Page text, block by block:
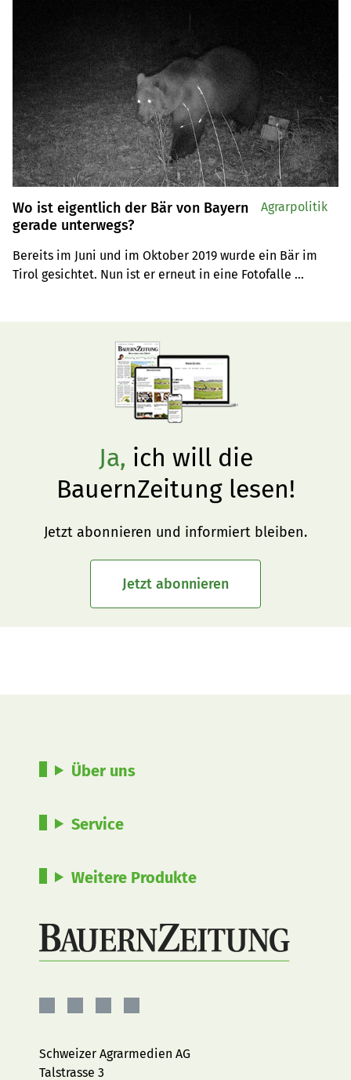
Wo ist eigentlich der Bär von Bayern
gerade unterwegs?
Bereits im Juni und im Oktober 2019 wurde ein Bär im
Tirol gesichtet. Nun ist er erneut in eine Fotofalle
Agrarpolitik
Ja, ich will die
BauernZeitung lesen!
Jetzt abonnieren und informiert bleiben.
Jetzt abonnieren
Über uns
Service
Weitere Produkte
Facebook
InstagramYouTubeLinkedIn
Schweizer Agrarmedien AG
Talstrasse 3